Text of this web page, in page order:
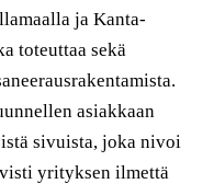
ja Kanta-
toteuttaa sekä
asiakkaan
sivuista, joka nivoi
yrityksen ilmettä